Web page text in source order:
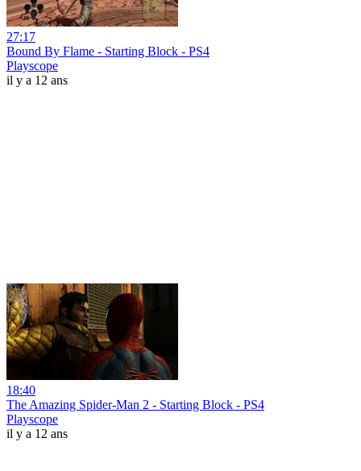
27:17
Bound By Flame - Starting Block - PS4
Playscope
il y a 12 ans
18:40
The Amazing Spider-Man 2 - Starting Block - PS4
Playscope
il y a 12 ans